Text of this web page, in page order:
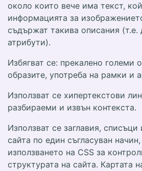
около които вече има текст,
информацията за
съдържат такива описания (т.е.
атрибути).
Избягват се: прекалено големи
образите, употреба на рамки и
Използват се хипертекстови
разбираеми и извън контекста.
Използват се заглавия,
сайта по един съгласуван
използването на CSS за
структурата на сайта. Картата